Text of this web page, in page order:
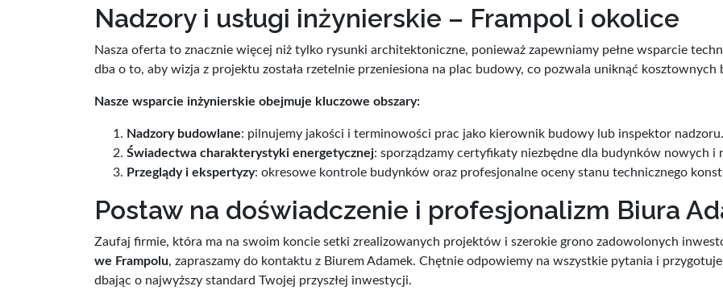
Nadzory i usługi inżynierskie – Frampol i okolice
Nasza oferta to znacznie więcej niż tylko rysunki architektoniczne, ponieważ zapewniamy pełne wsparcie
dba o to, aby wizja z projektu została rzetelnie przeniesiona na plac budowy, co pozwala uniknąć kosztownych
Nasze wsparcie inżynierskie obejmuje kluczowe obszary:
Nadzory budowlane: pilnujemy jakości i terminowości prac jako kierownik budowy lub inspektor nadzoru.
Świadectwa charakterystyki energetycznej: sporządzamy certyfikaty niezbędne dla budynków nowych i
Przeglądy i ekspertyzy: okresowe kontrole budynków oraz profesjonalne oceny stanu technicznego
Postaw na doświadczenie i profesjonalizm Biura
Zaufaj firmie, która ma na swoim koncie setki zrealizowanych projektów i szerokie grono zadowolonych
we Frampolu, zapraszamy do kontaktu z Biurem Adamek. Chętnie odpowiemy na wszystkie pytania i
dbając o najwyższy standard Twojej przyszłej inwestycji.